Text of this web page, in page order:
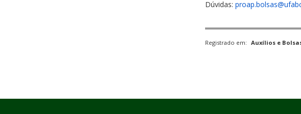
Dúvidas:
Registrado em: Auxílios e